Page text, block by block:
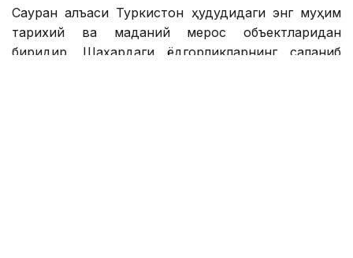
Сауран қалъаси Туркистон ҳудудидаги энг муҳим
тарихий ва маданий мерос объектларидан
биридир. Шаҳардаги ёдгорликларнинг сақланиб